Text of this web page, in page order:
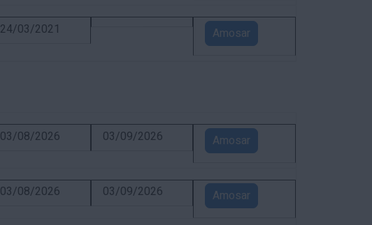
24/03/2021 Amosar
03/08/2026 03/09/2026 Amosar
03/08/2026 03/09/2026 Amosar